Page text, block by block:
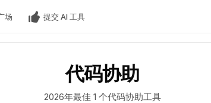
场 提交 AI 工具
代码协助
2026年最佳 1 个代码协助工具